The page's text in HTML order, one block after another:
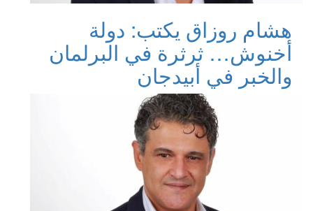
هشام روزاق يكتب: دولة
أخنوش… ثرثرة في البرلمان
والخبر في أبيدجان